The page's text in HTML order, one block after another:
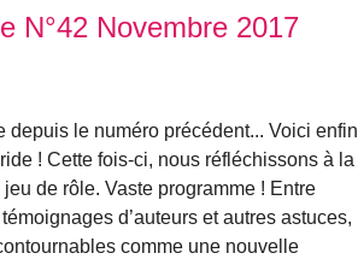
N°42 Novembre 2017
depuis le numéro précédent... Voici enfin
! Cette fois-ci, nous réfléchissons à la
de rôle. Vaste programme ! Entre
d’auteurs et autres astuces,
comme une nouvelle